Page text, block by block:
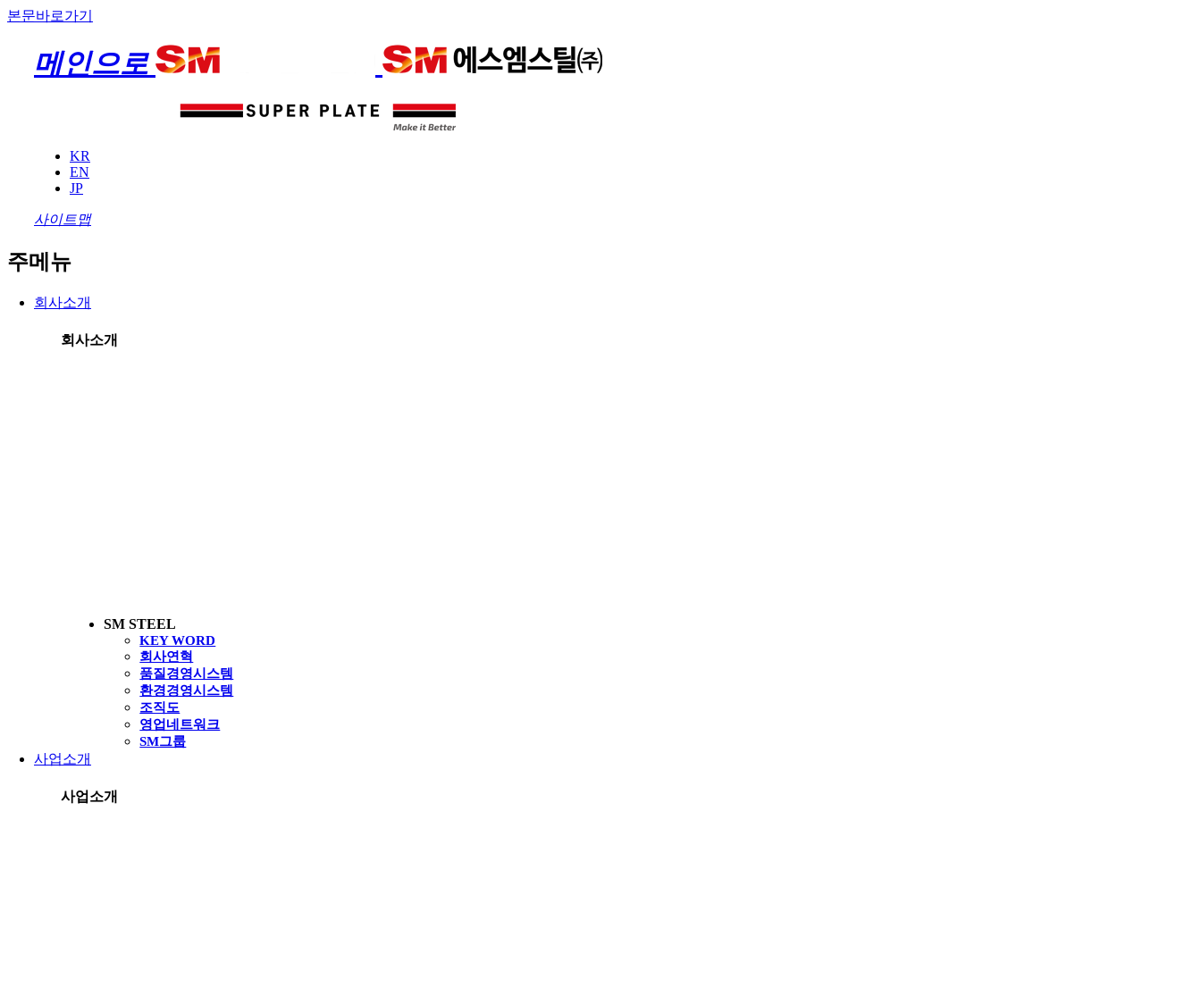
본문바로가기
메인으로
KR
EN
JP
사이트맵
주메뉴
회사소개
회사소개
SM STEEL
KEY WORD
회사연혁
품질경영시스템
환경경영시스템
조직도
영업네트워크
SM그룹
사업소개
사업소개